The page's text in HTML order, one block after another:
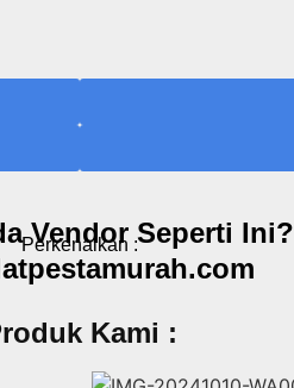
Vendor Seperti Ini?
Perkenalkan :
Kami :